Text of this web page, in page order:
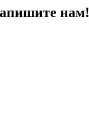
нам!